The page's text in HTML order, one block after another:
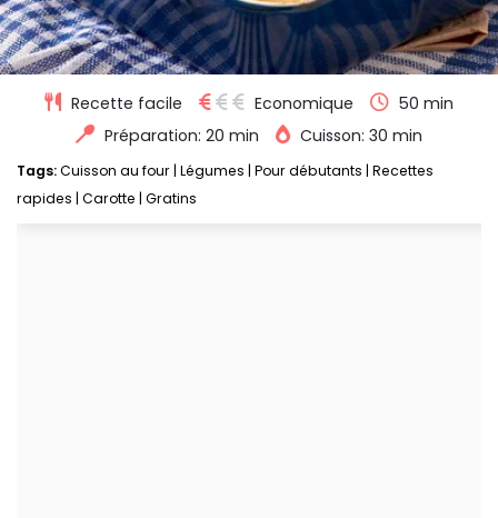
Recette facile Economique
50 min
Préparation: 20 min
Cuisson: 30 min
Tags:Cuisson au four Légumes Pour débutants Recettes
rapides Carotte Gratins